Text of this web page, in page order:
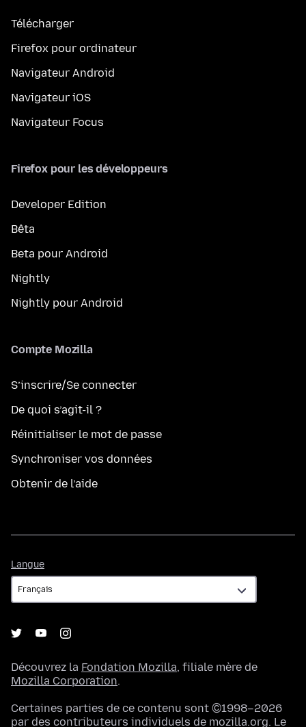
Télécharger
Firefox pour ordinateur
Navigateur Android
Navigateur iOS
Navigateur Focus
Firefox pour les développeurs
Developer Edition
Bêta
Beta pour Android
Nightly
Nightly pour Android
Compte Mozilla
S’inscrire/Se connecter
De quoi s’agit-il ?
Réinitialiser le mot de passe
Synchroniser vos données
Obtenir de l’aide
Langue
Découvrez la Fondation Mozilla, filiale mère de
Mozilla Corporation.
Certaines parties de ce contenu sont ©1998–2026
par des contributeurs individuels de mozilla.org. Le